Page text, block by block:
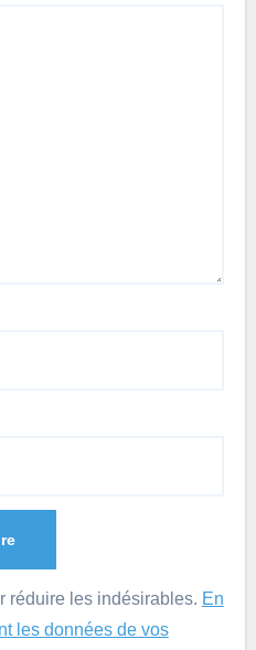
réduire les indésirables. En
les données de vos